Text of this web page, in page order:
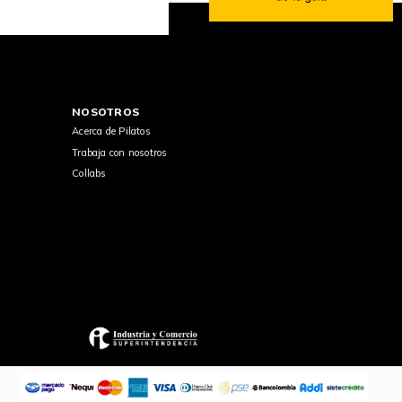
NOSOTROS
Acerca de Pilatos
Trabaja con nosotros
Collabs